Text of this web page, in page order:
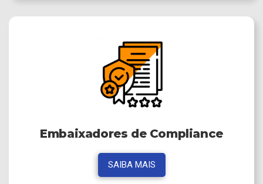
Embaixadores de Compliance
SAIBA MAIS